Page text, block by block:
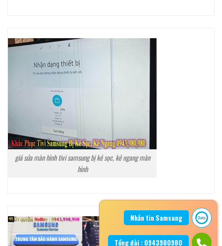
giá sửa màn hình tivi samsung bị kẻ sọc, kẻ ngang màn
hình
Nhắn tin Samsung
Tổng đài : 0943980980